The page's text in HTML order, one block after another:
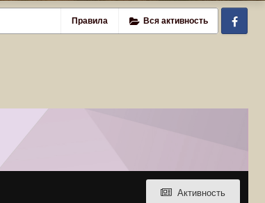
Правила Вся активность
Активность